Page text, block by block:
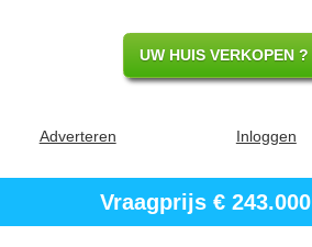
UW HUIS VERKOPEN ?
Adverteren Inloggen
Vraagprijs € 243.000